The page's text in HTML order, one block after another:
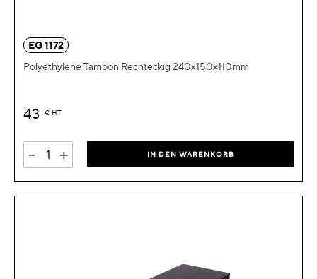
EG 1172
Polyethylene Tampon Rechteckig 240x150x110mm
43 € HT
- + IN DEN WARENKORB